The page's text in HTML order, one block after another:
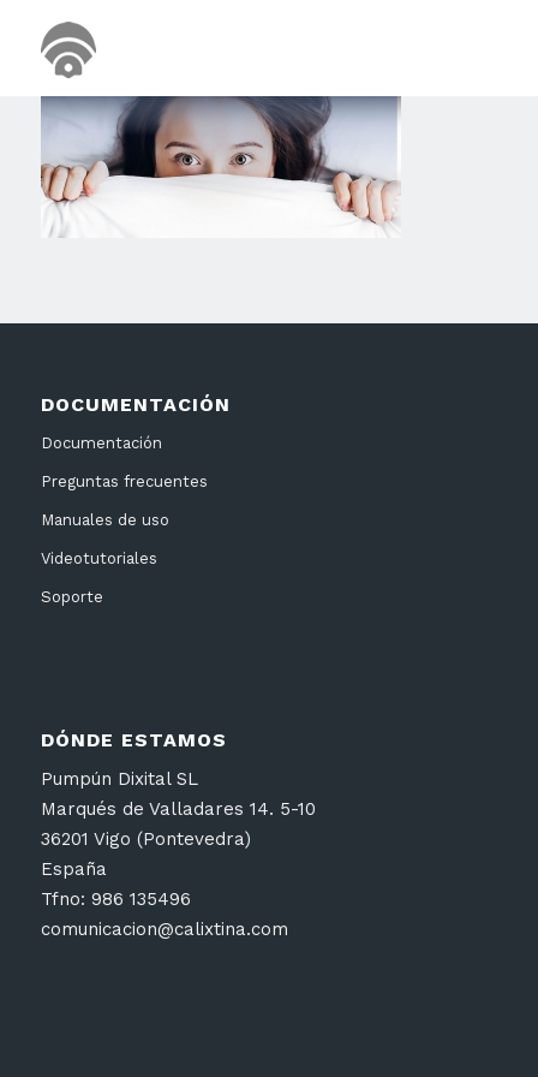
DOCUMENTACIÓN
Documentación
Preguntas frecuentes
Manuales de uso
Videotutoriales
Soporte
DÓNDE ESTAMOS
Pumpún Dixital SL
Marqués de Valladares 14. 5-10
36201 Vigo (Pontevedra)
España
Tfno: 986 135496
comunicacion@calixtina.com